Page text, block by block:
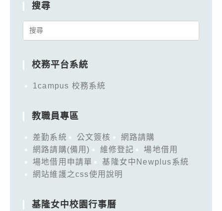
搜尋
Search
校務平台系統
1campus 校務系統
教職員專區
差勤系統 公文簽核
網路請購
網路請購(備用)
維修登記
場地借用
場地借用申請單
基隆女中Newplus系統
網站維護之css使用說明
基隆女中校園行事曆